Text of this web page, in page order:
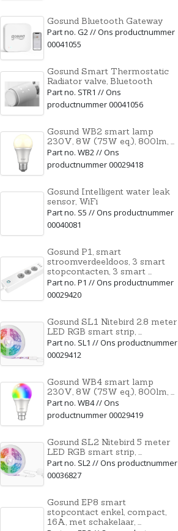
Gosund Bluetooth Gateway
Part no. G2 // Ons productnummer
00041055
Gosund Smart Thermostatic
Radiator valve, Bluetooth
Part no. STR1 // Ons
productnummer 00041056
Gosund WB2 smart lamp
230V, 8W (75W eq.), 800lm, ...
Part no. WB2 // Ons
productnummer 00029418
Gosund Intelligent water leak
sensor, WiFi
Part no. S5 // Ons productnummer
00040081
Gosund P1, smart
stroomverdeeldoos, 3 smart
stopcontacten, 3 smart ...
Part no. P1 // Ons productnummer
00029420
Gosund SL1 Nitebird 2.8 meter
LED RGB smart strip, ...
Part no. SL1 // Ons productnummer
00029412
Gosund WB4 smart lamp
230V, 8W (75W eq.), 800lm, ...
Part no. WB4 // Ons
productnummer 00029419
Gosund SL2 Nitebird 5 meter
LED RGB smart strip, ...
Part no. SL2 // Ons productnummer
00036827
Gosund EP8 smart
stopcontact enkel, compact,
16A, met schakelaar, ...